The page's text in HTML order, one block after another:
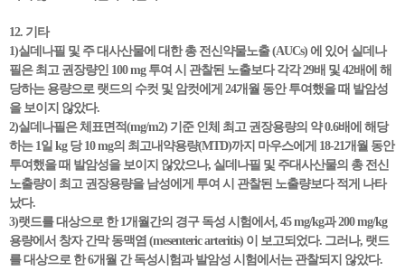
12. 기타
1)실데나필 및 주 대사산물에 대한 총 전신약물노출 (AUCs) 에 있어 실데나
필은 최고 권장량인 100 mg 투여 시 관찰된 노출보다 각각 29배 및 42배에 해
당하는 용량으로 랫드의 수컷 및 암컷에게 24개월 동안 투여했을 때 발암성
을 보이지 않았다.
2)실데나필은 체표면적(mg/m2) 기준 인체 최고 권장용량의 약 0.6배에 해당
하는 1일 kg 당 10 mg의 최고내약용량(MTD)까지 마우스에게 18-21개월 동안
투여했을 때 발암성을 보이지 않았으나, 실데나필 및 주대사산물의 총 전신
노출량이 최고 권장용량을 남성에게 투여 시 관찰된 노출량보다 적게 나타
났다.
3)랫드를 대상으로 한 1개월간의 경구 독성 시험에서, 45 mg/kg과 200 mg/kg
용량에서 창자 간막 동맥염 (mesenteric arteritis) 이 보고되었다. 그러나, 랫드
를 대상으로 한 6개월 간 독성시험과 발암성 시험에서는 관찰되지 않았다.